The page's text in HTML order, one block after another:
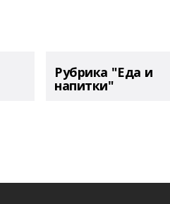
Рубрика "Еда и
напитки"